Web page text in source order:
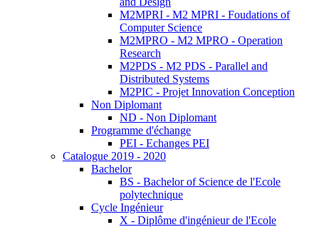
M2MPRI - M2 MPRI - Foudations of
Computer Science
M2MPRO - M2 MPRO - Operation
Research
M2PDS - M2 PDS - Parallel and
Distributed Systems
M2PIC - Projet Innovation Conception
Non Diplomant
ND - Non Diplomant
Programme d'échange
PEI - Echanges PEI
Catalogue 2019 - 2020
Bachelor
BS - Bachelor of Science de l'Ecole
polytechnique
Cycle Ingénieur
X - Diplôme d'ingénieur de l'Ecole